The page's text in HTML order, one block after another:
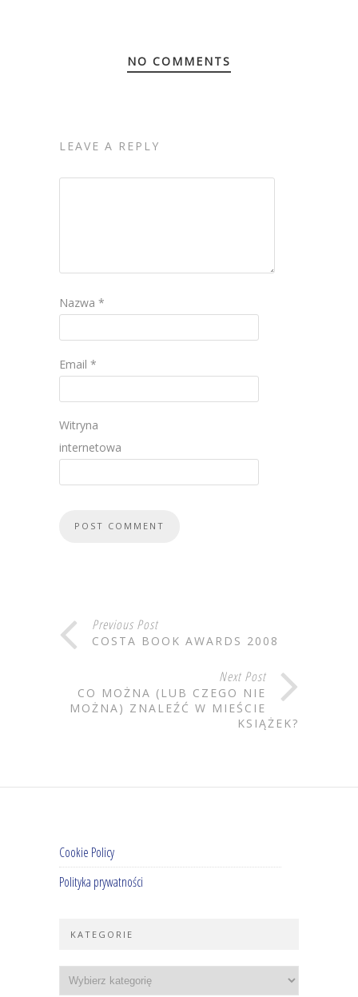
NO COMMENTS
LEAVE A REPLY
Nazwa *
Email *
Witryna
internetowa
Previous Post
COSTA BOOK AWARDS 2008
Next Post
CO MOŻNA (LUB CZEGO NIE
MOŻNA) ZNALEŹĆ W MIEŚCIE
KSIĄŻEK?
Cookie Policy
Polityka prywatności
KATEGORIE